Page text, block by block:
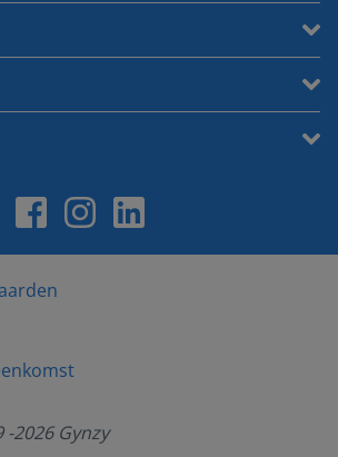
-2026Gynzy